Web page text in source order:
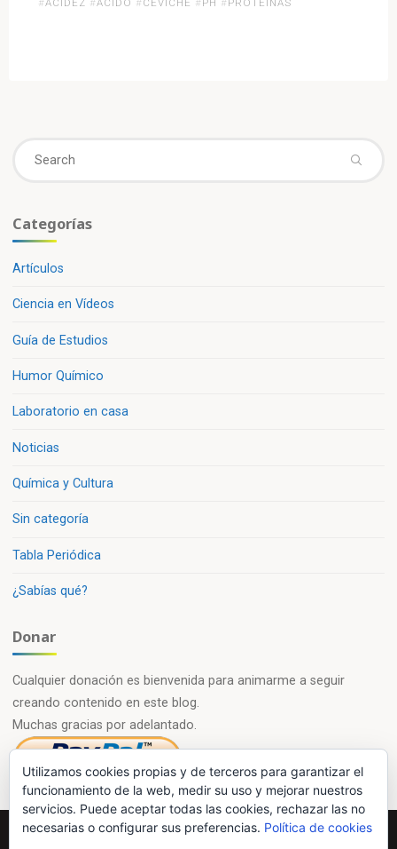
ceviche»
#ACIDEZ #ÁCIDO # CEVICHE # PH # PROTEÍNAS
Categorías
Artículos
Ciencia en Vídeos
Guía de Estudios
Humor Químico
Laboratorio en casa
Noticias
Química y Cultura
Sin categoría
Tabla Periódica
¿Sabías qué?
Donar
Cualquier donación es bienvenida para animarme a seguir
creando contenido en este blog.
Muchas gracias por adelantado.
Utilizamos cookies propias y de terceros para garantizar el
funcionamiento de la web, medir su uso y mejorar nuestros
servicios. Puede aceptar todas las cookies, rechazar las no
necesarias o configurar sus preferencias. Política de cookies